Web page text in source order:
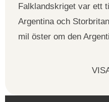
Falklandskriget var ett
Argentina och
mil öster om den